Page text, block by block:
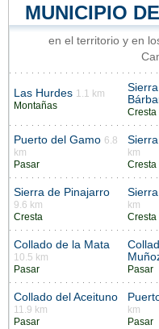
MUNICIPIO
en el territorio y en
Las Hurdes 1.1 km
Montañas
Cresta
Puerto del Gamo 6.8
km
Pasar
km
Cresta
Sierra de Pinajarro
9.6 km
Cresta
km
Cresta
Collado de la Mata
10.5 km
Pasar
Pasar
Collado del Aceituno
11.9 km
Pasar
km
Pasar